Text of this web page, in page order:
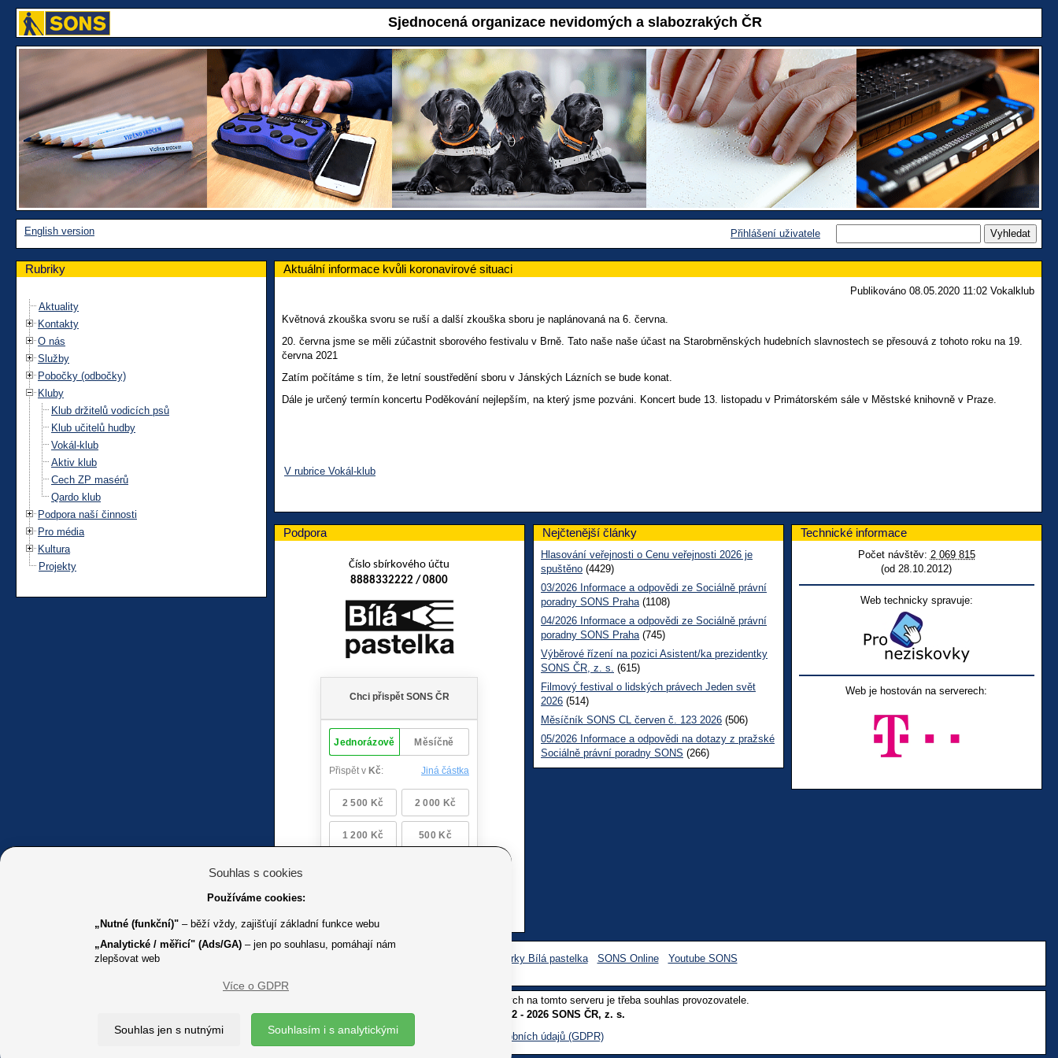
Sjednocená organizace nevidomých a slabozrakých ČR
English version Přihlášení uživatele
Rubriky
Aktuality
Kontakty
O nás
Služby
Pobočky (odbočky)
Kluby
Klub držitelů vodicích psů
Klub učitelů hudby
Vokál-klub
Aktiv klub
Cech ZP masérů
Qardo klub
Podpora naší činnosti
Pro média
Kultura
Projekty
Aktuální informace kvůli koronavirové situaci
Publikováno 08.05.2020 11:02 Vokalklub
Květnová zkouška svoru se ruší a další zkouška sboru je naplánovaná na 6. června.
20. června jsme se měli zúčastnit sborového festivalu v Brně. Tato naše naše účast na Starobrněnských hudebních slavnostech se přesouvá z tohoto roku na 19.
června 2021
Zatím počítáme s tím, že letní soustředění sboru v Jánských Lázních se bude konat.
Dále je určený termín koncertu Poděkování nejlepším, na který jsme pozváni. Koncert bude 13. listopadu v Primátorském sále v Městské knihovně v Praze.
V rubrice Vokál-klub
Podpora
Číslo sbírkového účtu
8888332222 / 0800
Nejčtenější články
Hlasování veřejnosti o Cenu veřejnosti 2026 je
spuštěno (4429)
03/2026 Informace a odpovědi ze Sociálně právní
poradny SONS Praha (1108)
04/2026 Informace a odpovědi ze Sociálně právní
poradny SONS Praha (745)
Výběrové řízení na pozici Asistent/ka prezidentky
SONS ČR, z. s. (615)
Filmový festival o lidských právech Jeden svět
2026 (514)
Měsíčník SONS CL červen č. 123 2026 (506)
05/2026 Informace a odpovědi na dotazy z pražské
Sociálně právní poradny SONS (266)
Technické informace
Počet návštěv: 2 069 815
(od 28.10.2012)
Web technicky spravuje:
Web je hostován na serverech:
Facebook sbírky Bílá pastelka SONS Online Youtube SONS
K jakémukoliv užití textů a obrázků uvedených na tomto serveru je třeba souhlas provozovatele.
Copyright © 2012 - 2026 SONS ČR, z. s.
Ochrana osobních údajů (GDPR)
Souhlas s cookies
Používáme cookies:
„Nutné (funkční)" – běží vždy, zajišťují základní funkce webu
„Analytické / měřicí" (Ads/GA) – jen po souhlasu, pomáhají nám
zlepšovat web
Více o GDPR
Souhlas jen s nutnými Souhlasím i s analytickými